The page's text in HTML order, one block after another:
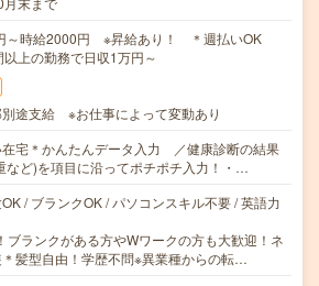
～時給2000円 ※昇給あり！ ＊週払いOK
以上の勤務で日収1万円～
途支給 ※お仕事によって変動あり
宅＊かんたんデータ入力 ／健康診断の結果
など)を項目に沿ってポチポチ入力！・…
/ ブランクOK / パソコンスキル不要 / 英語力
ブランクがある方やWワークの方も大歓迎！ネ
髪型自由！学歴不問※異業種からの転…